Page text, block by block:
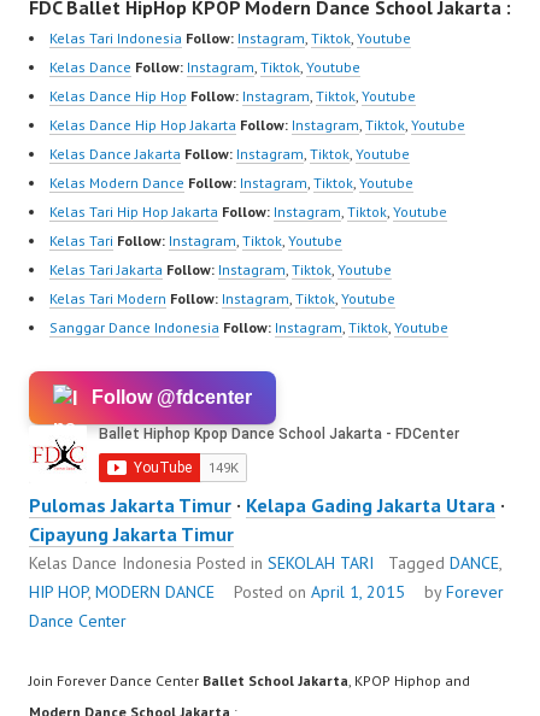
FDC Ballet HipHop KPOP Modern Dance School Jakarta :
Kelas Tari Indonesia Follow: Instagram, Tiktok, Youtube
Kelas Dance Follow: Instagram, Tiktok, Youtube
Kelas Dance Hip Hop Follow: Instagram, Tiktok, Youtube
Kelas Dance Hip Hop Jakarta Follow: Instagram, Tiktok, Youtube
Kelas Dance Jakarta Follow: Instagram, Tiktok, Youtube
Kelas Modern Dance Follow: Instagram, Tiktok, Youtube
Kelas Tari Hip Hop Jakarta Follow: Instagram, Tiktok, Youtube
Kelas Tari Follow: Instagram, Tiktok, Youtube
Kelas Tari Jakarta Follow: Instagram, Tiktok, Youtube
Kelas Tari Modern Follow: Instagram, Tiktok, Youtube
Sanggar Dance Indonesia Follow: Instagram, Tiktok, Youtube
Follow @fdcenter
Pulomas Jakarta Timur · Kelapa Gading Jakarta Utara ·
Cipayung Jakarta Timur
Kelas Dance Indonesia Posted in SEKOLAH TARI Tagged DANCE,
HIP HOP, MODERN DANCE Posted on April 1, 2015 byForever
Dance Center
Join Forever Dance Center Ballet School Jakarta, KPOP Hiphop and
Modern Dance School Jakarta :